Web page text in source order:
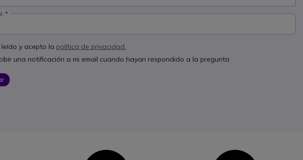
leído y acepto la política de privacidad.
una notificación a mi email cuando hayan respondido a la pregunta